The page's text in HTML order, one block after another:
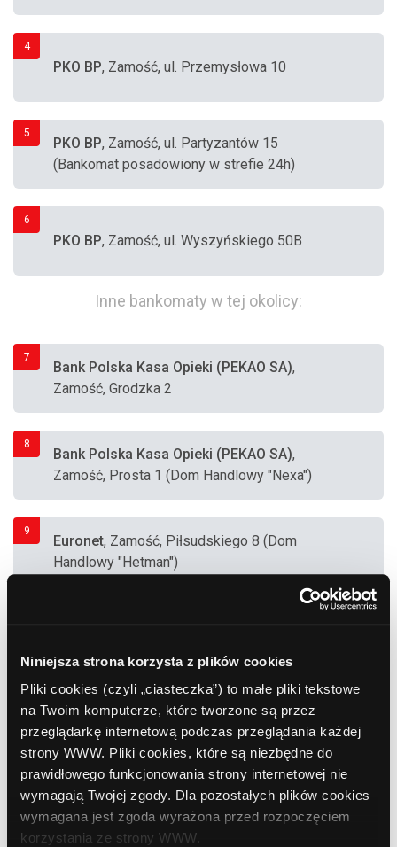
Niniejsza strona korzysta z plików cookies
Pliki cookies (czyli „ciasteczka”) to małe pliki tekstowe
na Twoim komputerze, które tworzone są przez
przeglądarkę internetową podczas przeglądania każdej
strony WWW. Pliki cookies, które są niezbędne do
prawidłowego funkcjonowania strony internetowej nie
wymagają Twojej zgody. Dla pozostałych plików cookies
wymagana jest zgoda wyrażona przed rozpoczęciem
korzystania ze strony WWW.
4
PKO BP, Zamość, ul. Przemysłowa 10
5
PKO BP, Zamość, ul. Partyzantów 15
(Bankomat posadowiony w strefie 24h)
6
PKO BP, Zamość, ul. Wyszyńskiego 50B
Inne bankomaty w tej okolicy:
7
Bank Polska Kasa Opieki (PEKAO SA),
Zamość, Grodzka 2
8
Bank Polska Kasa Opieki (PEKAO SA),
Zamość, Prosta 1 (Dom Handlowy "Nexa")
9
Euronet, Zamość, Piłsudskiego 8 (Dom
Handlowy "Hetman")
Bank Polska Kasa Opieki (PEKAO SA),
Zamość, Piłsudskiego 71 (Dom Handlowy
"Łukasz")
12
Bank Polskiej Spółdzielczości, Zamość,